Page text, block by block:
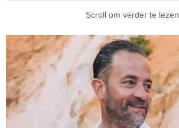
Scroll om verder te lezen